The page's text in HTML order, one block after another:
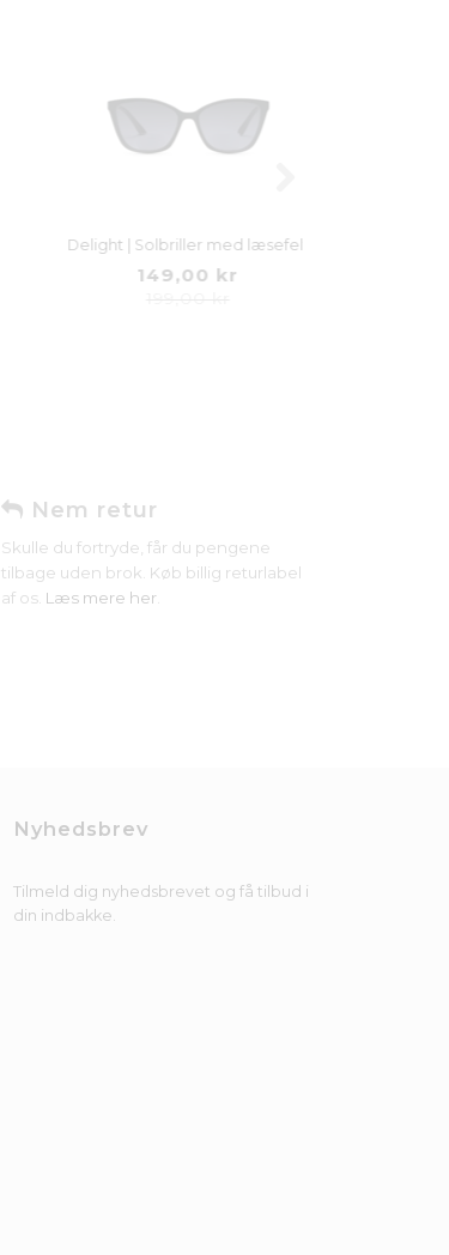
Delight | Solbriller med læsefelt
149,00 kr
Nem retur
Skulle du fortryde, får du pengene
tilbage uden brok. Køb billig returlabel
af os. Læs mere her.
Nyhedsbrev
Tilmeld dig nyhedsbrevet og få tilbud i
din indbakke.